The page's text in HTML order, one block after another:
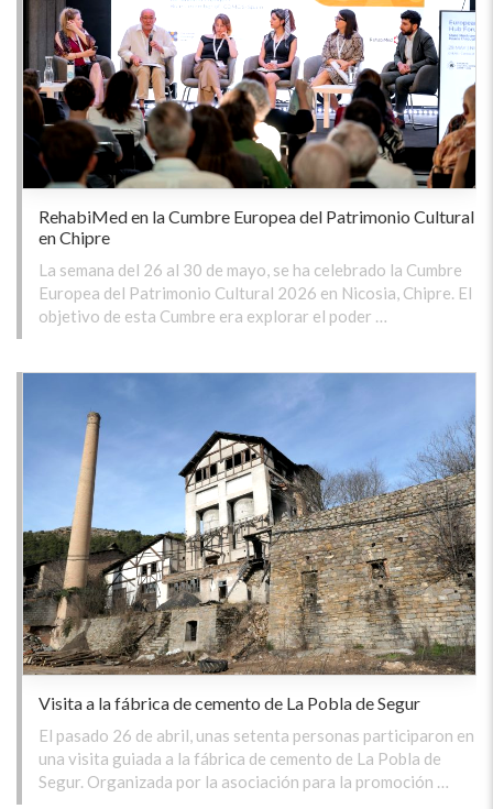
RehabiMed en la Cumbre Europea del Patrimonio Cultural
en Chipre
La semana del 26 al 30 de mayo, se ha celebrado la Cumbre
Europea del Patrimonio Cultural 2026 en Nicosia, Chipre. El
objetivo de esta Cumbre era explorar el poder …
Visita a la fábrica de cemento de La Pobla de Segur
El pasado 26 de abril, unas setenta personas participaron en
una visita guiada a la fábrica de cemento de La Pobla de
Segur. Organizada por la asociación para la promoción …